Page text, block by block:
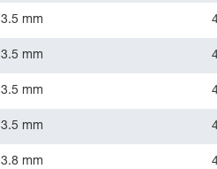
3.5 mm
3.5 mm
3.5 mm
3.5 mm
3.8 mm